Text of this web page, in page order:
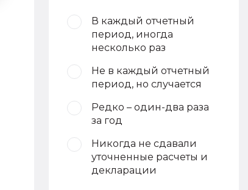
В каждый отчетный
период, иногда
несколько раз
Не в каждый отчетный
период, но случается
Редко – один-два раза
за год
Никогда не сдавали
уточненные расчеты и
декларации